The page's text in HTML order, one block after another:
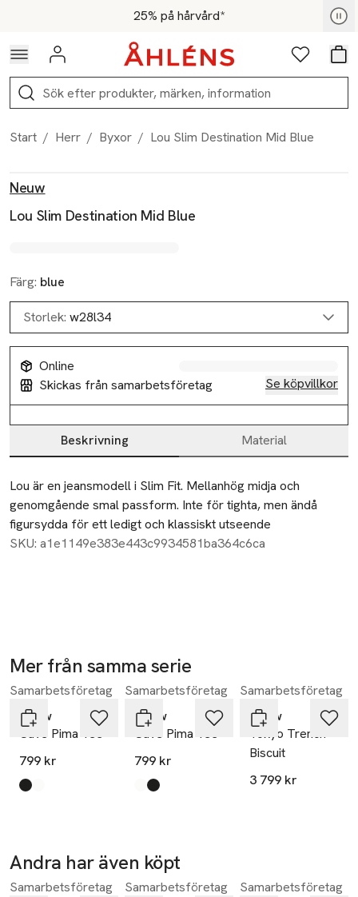
Hoppa till navigationsmenyn25% på hårvård*
För medlemmar - Shoppa nu
Logga in Favoriter
Sök
Start / Herr / Byxor / Lou Slim Destination Mid Blue
Neuw
Lou Slim Destination Mid Blue
Färg: blue
Storlek: w28l34
Online
Skickas från samarbetsföretag
Se köpvillkor
Beskrivning Material
Beskrivning
Lou är en jeansmodell i Slim Fit. Mellanhög midja och
genomgående smal passform. Inte för tighta, men ändå
figursydda för ett ledigt och klassiskt utseende
SKU: a1e1149e383e443c9934581ba364c6ca
Mer från samma serie
Hoppa över bildspelet
Samarbetsföretag
Neuw
Cave Pima Tee
799 kr
Produkten finns i färgerna:
black
white
Samarbetsföretag
Neuw
Cave Pima Tee
799 kr
Produkten finns i färgerna:
white
black
Samarbetsföretag
Neuw
Tokyo Trench
Biscuit
3 799 kr
Andra har även köpt
Hoppa över bildspelet
Samarbetsföretag
Samarbetsföretag
Samarbetsföretag